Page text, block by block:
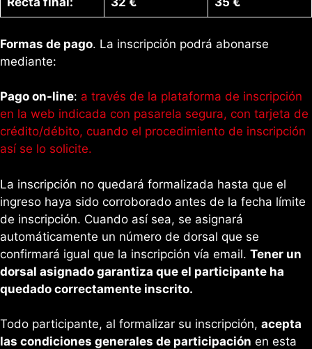
Formas de pago. La inscripción podrá abonarse
mediante:
Pago on-line: a través de la plataforma de inscripción
en la web indicada con pasarela segura, con tarjeta de
crédito/débito, cuando el procedimiento de inscripción
así se lo solicite.
La inscripción no quedará formalizada hasta que el
ingreso haya sido corroborado antes de la fecha límite
de inscripción. Cuando así sea, se asignará
automáticamente un número de dorsal que se
confirmará igual que la inscripción vía email. Tener un
dorsal asignado garantiza que el participante ha
quedado correctamente inscrito.
Todo participante, al formalizar su inscripción, acepta
las condiciones generales de participación en esta